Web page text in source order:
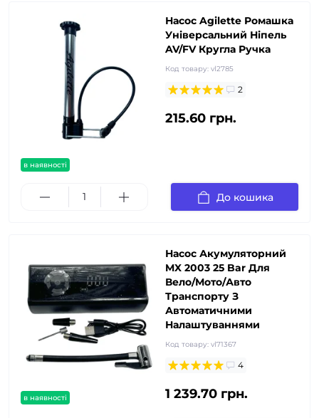
в наявності
Насос Agilette Ромашка
Універсальний Ніпель
AV/FV Кругла Ручка
Код товару: vl2785
2
215.60 грн.
До кошика
в наявності
Насос Акумуляторний
MX 2003 25 Bar Для
Вело/Мото/Авто
Транспорту З
Автоматичними
Налаштуваннями
Код товару: vl71367
4
1 239.70 грн.